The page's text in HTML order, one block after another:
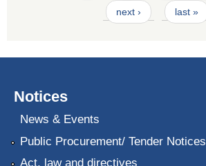
next › last »
Notices
News & Events
Public Procurement/ Tender Notices
Act, law and directives